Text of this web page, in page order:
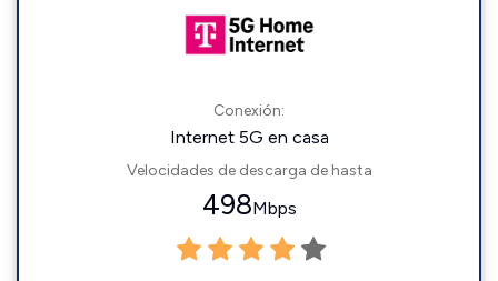
Conexión:
Internet 5G en casa
Velocidades de descarga de hasta
498Mbps